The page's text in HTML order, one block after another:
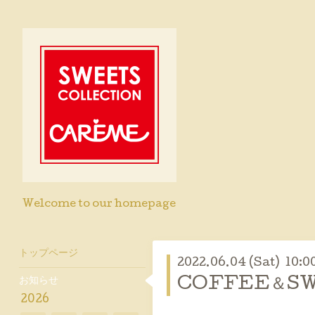
Welcome to our homepage
2022.06.04 (Sat)
COFFEE＆
トップページ
お知らせ
2026